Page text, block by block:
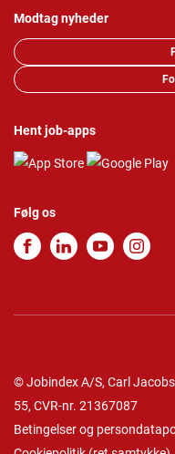
Modtag nyheder
Hent job-apps
Følg os
© Jobindex A/S, Carl
55, CVR-nr. 21367087
Betingelser og